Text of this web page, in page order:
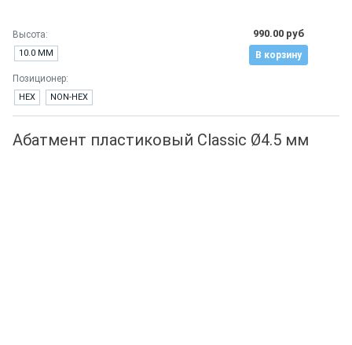
Высота:
10.0 ММ
Позиционер:
HEX NON-HEX
990.00 руб
В корзину
Абатмент пластиковый Classic Ø4.5 мм